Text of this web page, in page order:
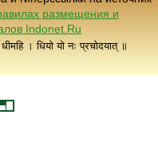
размещения и
Indonet.Ru
। धियो यो नः प्रचोदयात् ॥